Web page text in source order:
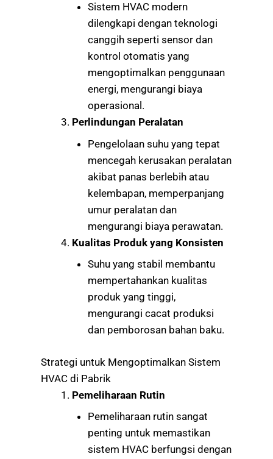
Sistem HVAC modern
dilengkapi dengan teknologi
canggih seperti sensor dan
kontrol otomatis yang
mengoptimalkan penggunaan
energi, mengurangi biaya
operasional.
Perlindungan Peralatan
Pengelolaan suhu yang tepat
mencegah kerusakan peralatan
akibat panas berlebih atau
kelembapan, memperpanjang
umur peralatan dan
mengurangi biaya perawatan.
Kualitas Produk yang Konsisten
Suhu yang stabil membantu
mempertahankan kualitas
produk yang tinggi,
mengurangi cacat produksi
dan pemborosan bahan baku.
Strategi untuk Mengoptimalkan Sistem
HVAC di Pabrik
Pemeliharaan Rutin
Pemeliharaan rutin sangat
penting untuk memastikan
sistem HVAC berfungsi dengan